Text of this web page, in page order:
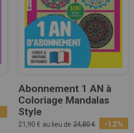
Abonnement 1 AN à
Coloriage Mandalas
Style
21,90 € au lieu de 24,80 € -12%